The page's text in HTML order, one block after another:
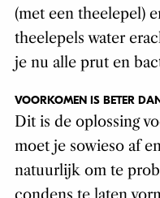
(met een theelepel)
theelepels water
je nu alle prut en
VOORKOMEN IS BETER
Dit is de oplossing
moet je sowieso af
natuurlijk om te